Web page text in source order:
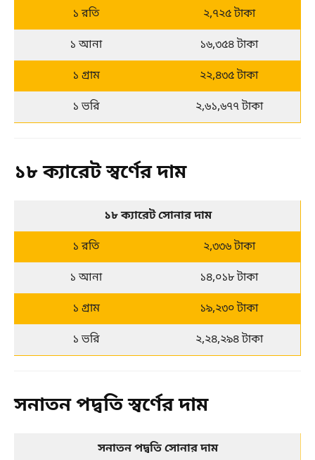
১ রতি
২,৭২৫ টাকা
১ আনা
১৬,৩৫৪ টাকা
১ গ্রাম
২২,৪৩৫ টাকা
১ ভরি
২,৬১,৬৭৭ টাকা
১৮ ক্যারেট স্বর্ণের দাম
১৮ ক্যারেট সোনার দাম
১ রতি
২,৩৩৬ টাকা
১ আনা
১৪,০১৮ টাকা
১ গ্রাম
১৯,২৩০ টাকা
১ ভরি
২,২৪,২৯৪ টাকা
সনাতন পদ্বতি স্বর্ণের দাম
সনাতন পদ্বতি সোনার দাম